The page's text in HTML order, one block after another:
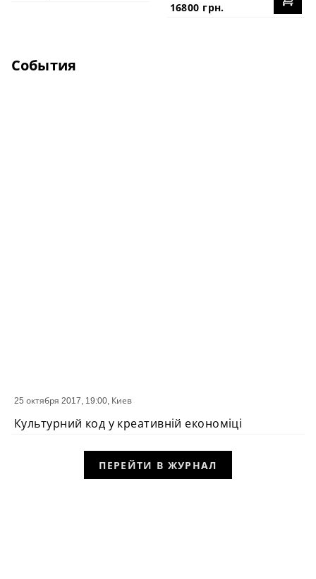
16800 грн.
События
СОБЫТИЕ
25 октября 2017, 19:00, Киев
Культурний код у креативній економіці
ПЕРЕЙТИ В ЖУРНАЛ